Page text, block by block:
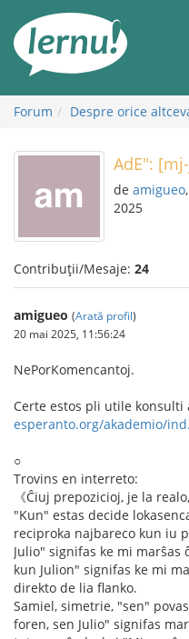
conținut
Forum Despre orice
AdE":
de amigueo
2025
Contribuții/Mesaje: 24
amigueo (Arată profil)
20 mai 2025, 11:56:24
NePorKomencantoj.
Certe estos pli utile konsulti
esperanto.org/akademio/
○
Trovins en interreto:
《Ĉiuj prepozicioj, je la
"Kun" estas decide
reciproka najbareco kun iu
Julio" signifas ke mi marŝas
kun Julion" signifas ke mi
direkto de lia flanko.
Samiel, simetrie, "sen"
foren, sen Julio" signifas